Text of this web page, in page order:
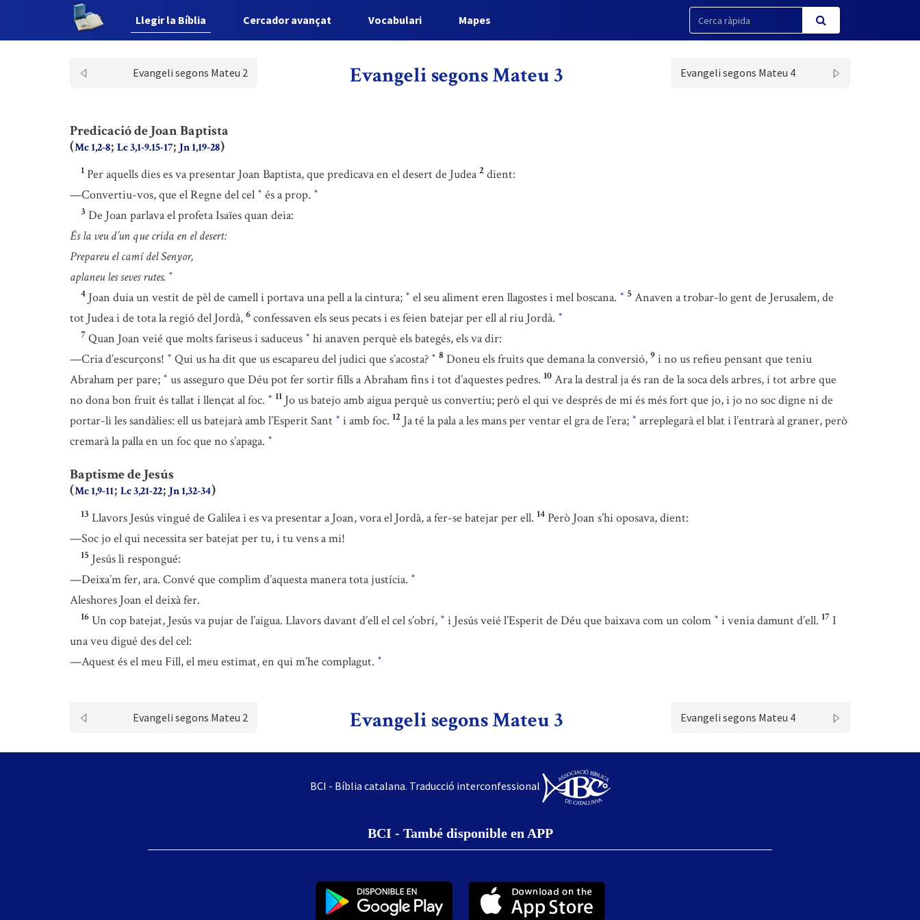
Llegir la Bíblia Cercador avançat Vocabulari Mapes
Evangeli segons Mateu 2 Evangeli segons Mateu 3 Evangeli segons Mateu 4
Predicació de Joan Baptista
(Mc 1,2-8; Lc 3,1-9.15-17; Jn 1,19-28)
1 Per aquells dies es va presentar Joan Baptista, que predicava en el desert de Judea 2 dient:
—Convertiu-vos, que el Regne del cel * és a prop. *
3 De Joan parlava el profeta Isaïes quan deia:
És la veu d’un que crida en el desert:
Prepareu el camí del Senyor,
aplaneu les seves rutes. *
4 Joan duia un vestit de pèl de camell i portava una pell a la cintura; * el seu aliment eren llagostes i mel boscana. * 5 Anaven a trobar-lo gent de Jerusalem, de
tot Judea i de tota la regió del Jordà, 6 confessaven els seus pecats i es feien batejar per ell al riu Jordà. *
7 Quan Joan veié que molts fariseus i saduceus * hi anaven perquè els bategés, els va dir:
—Cria d’escurçons! * Qui us ha dit que us escapareu del judici que s’acosta? * 8 Doneu els fruits que demana la conversió, 9 i no us refieu pensant que teniu
Abraham per pare; * us asseguro que Déu pot fer sortir fills a Abraham fins i tot d’aquestes pedres. 10 Ara la destral ja és ran de la soca dels arbres, i tot arbre que
no dona bon fruit és tallat i llençat al foc. * 11 Jo us batejo amb aigua perquè us convertiu; però el qui ve després de mi és més fort que jo, i jo no soc digne ni de
portar-li les sandàlies: ell us batejarà amb l’Esperit Sant * i amb foc. 12 Ja té la pala a les mans per ventar el gra de l’era; * arreplegarà el blat i l’entrarà al graner, però
cremarà la palla en un foc que no s’apaga. *
Baptisme de Jesús
(Mc 1,9-11; Lc 3,21-22; Jn 1,32-34)
13 Llavors Jesús vingué de Galilea i es va presentar a Joan, vora el Jordà, a fer-se batejar per ell. 14 Però Joan s’hi oposava, dient:
—Soc jo el qui necessita ser batejat per tu, i tu vens a mi!
15 Jesús li respongué:
—Deixa’m fer, ara. Convé que complim d’aquesta manera tota justícia. *
Aleshores Joan el deixà fer.
16 Un cop batejat, Jesús va pujar de l’aigua. Llavors davant d’ell el cel s’obrí, * i Jesús veié l’Esperit de Déu que baixava com un colom * i venia damunt d’ell. 17 I
una veu digué des del cel:
—Aquest és el meu Fill, el meu estimat, en qui m’he complagut. *
Evangeli segons Mateu 2 Evangeli segons Mateu 3 Evangeli segons Mateu 4
BCI - Bíblia catalana. Traducció interconfessional
BCI - També disponible en APP